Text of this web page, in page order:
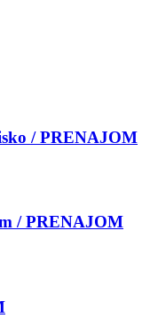
/ PRENAJOM
/ PRENAJOM